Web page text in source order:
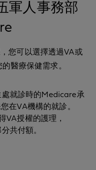
軍人事務部
您可以選擇透過VA或
醫療保健需求。
就診時的Medicare承
在VA機構的就診。
VA授權的護理，
共付額。